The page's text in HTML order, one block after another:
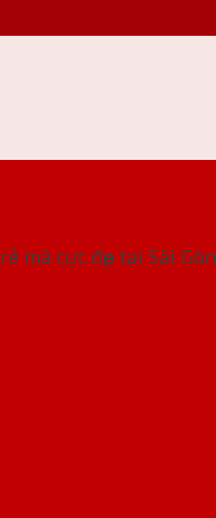
mà cực đẹp tại Sài Gòn